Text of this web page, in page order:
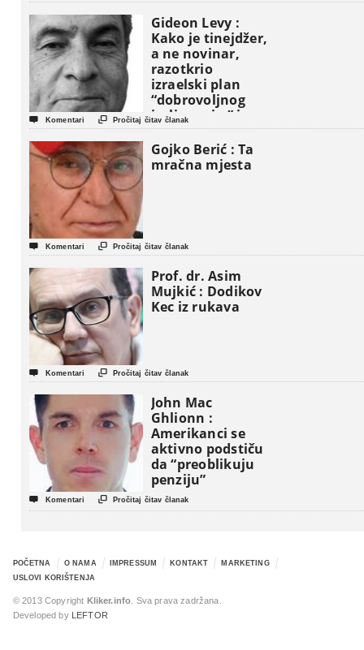
Gideon Levy :
Kako je tinejdžer,
a ne novinar,
razotkrio
izraelski plan
“dobrovoljnog
iseljavanja ” iz
Gaze
 Komentari  Pročitaj čitav članak
Gojko Berić : Ta
mračna mjesta
 Komentari  Pročitaj čitav članak
Prof. dr. Asim
Mujkić : Dodikov
Kec iz rukava
 Komentari  Pročitaj čitav članak
John Mac
Ghlionn :
Amerikanci se
aktivno podstiču
da “preoblikuju
penziju”
 Komentari  Pročitaj čitav članak
POČETNA O NAMA IMPRESSUM KONTAKT
MARKETING
USLOVI KORIŠTENJA
© 2013 Copyright Kliker.info . Sva prava zadržana.
Developed by
LEFTOR